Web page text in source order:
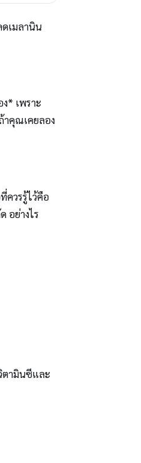
เมลานิน
* เพราะ
าคุณเคยลอง
ควรรู้ไว้คือ
อย่างไร
ตามินซีและ